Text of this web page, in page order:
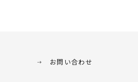
お問い合わせ